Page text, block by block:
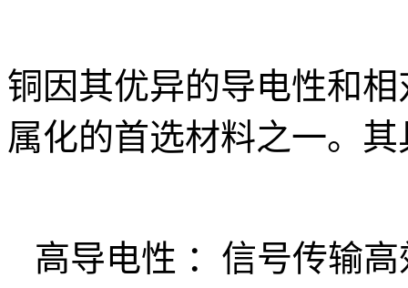
铜因其优异的导电性和
属化的首选材料之一。
高导电性 ：信号传输